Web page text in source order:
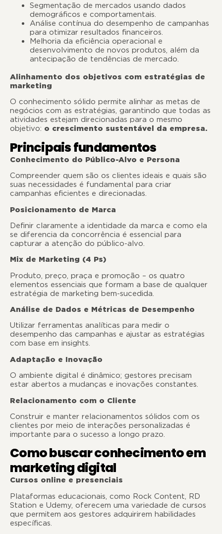
Segmentação de mercados usando dados
demográficos e comportamentais.
Análise contínua do desempenho de campanhas
para otimizar resultados financeiros.
Melhoria da eficiência operacional e
desenvolvimento de novos produtos, além da
antecipação de tendências de mercado.
Alinhamento dos objetivos com estratégias de
marketing
O conhecimento sólido permite alinhar as metas de
negócios com as estratégias, garantindo que todas as
atividades estejam direcionadas para o mesmo
objetivo: o crescimento sustentável da empresa.
Principais fundamentos
Conhecimento do Público-Alvo e Persona
Compreender quem são os clientes ideais e quais são
suas necessidades é fundamental para criar
campanhas eficientes e direcionadas.
Posicionamento de Marca
Definir claramente a identidade da marca e como ela
se diferencia da concorrência é essencial para
capturar a atenção do público-alvo.
Mix de Marketing (4 Ps)
Produto, preço, praça e promoção – os quatro
elementos essenciais que formam a base de qualquer
estratégia de marketing bem-sucedida.
Análise de Dados e Métricas de Desempenho
Utilizar ferramentas analíticas para medir o
desempenho das campanhas e ajustar as estratégias
com base em insights.
Adaptação e Inovação
O ambiente digital é dinâmico; gestores precisam
estar abertos a mudanças e inovações constantes.
Relacionamento com o Cliente
Construir e manter relacionamentos sólidos com os
clientes por meio de interações personalizadas é
importante para o sucesso a longo prazo.
Como buscar conhecimento em
marketing digital
Cursos online e presenciais
Plataformas educacionais, como Rock Content, RD
Station e Udemy, oferecem uma variedade de cursos
que permitem aos gestores adquirirem habilidades
específicas.